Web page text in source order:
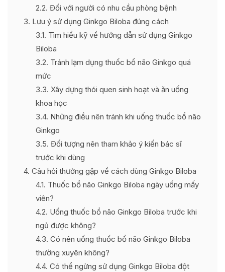
2.2 Đối với người có nhu cầu phòng bệnh
3 Lưu ý sử dụng Ginkgo Biloba đúng cách
3.1 Tìm hiểu kỹ về hướng dẫn sử dụng Ginkgo
Biloba
3.2 Tránh lạm dụng thuốc bổ não Ginkgo quá
mức
3.3 Xây dựng thói quen sinh hoạt và ăn uống
khoa học
3.4 Những điều nên tránh khi uống thuốc bổ não
Ginkgo
3.5 Đối tượng nên tham khảo ý kiến bác sĩ
trước khi dùng
4 Câu hỏi thường gặp về cách dùng Ginkgo Biloba
4.1 Thuốc bổ não Ginkgo Biloba ngày uống mấy
viên?
4.2 Uống thuốc bổ não Ginkgo Biloba trước khi
ngủ được không?
4.3 Có nên uống thuốc bổ não Ginkgo Biloba
thường xuyên không?
4.4 Có thể ngừng sử dụng Ginkgo Biloba đột